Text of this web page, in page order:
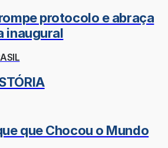
protocolo e abraça
inaugural
que Chocou o Mundo